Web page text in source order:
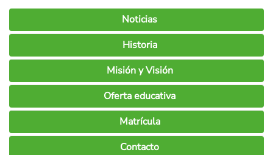
Noticias
Historia
Misión y Visión
Oferta educativa
Matrícula
Contacto